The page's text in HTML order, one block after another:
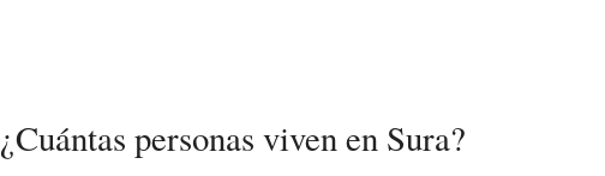
¿Cuántas personas viven en Sura?